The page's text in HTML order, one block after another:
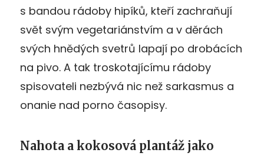
s bandou rádoby hipíků, kteří zachraňují
svět svým vegetariánstvím a v děrách
svých hnědých svetrů lapají po drobácích
na pivo. A tak troskotajícímu rádoby
spisovateli nezbývá nic než sarkasmus a
onanie nad porno časopisy.
Nahota a kokosová plantáž jako